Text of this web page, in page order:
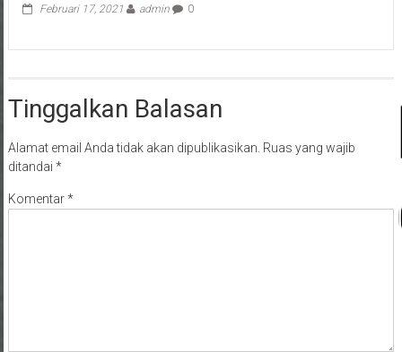
Februari 17, 2021 admin 0
Tinggalkan Balasan
Alamat email Anda tidak akan dipublikasikan. Ruas yang wajib
ditandai *
Komentar*